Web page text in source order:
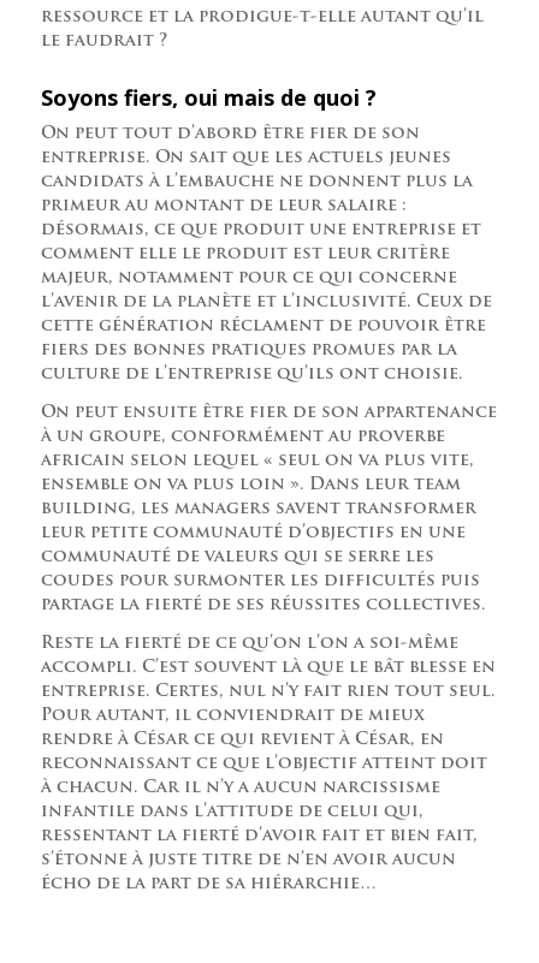
ressource et la prodigue-t-elle autant qu’il
le faudrait ?
Soyons fiers, oui mais de quoi ?
On peut tout d’abord être fier de son
entreprise. On sait que les actuels jeunes
candidats à l’embauche ne donnent plus la
primeur au montant de leur salaire :
désormais, ce que produit une entreprise et
comment elle le produit est leur critère
majeur, notamment pour ce qui concerne
l’avenir de la planète et l’inclusivité. Ceux de
cette génération réclament de pouvoir être
fiers des bonnes pratiques promues par la
culture de l’entreprise qu’ils ont choisie.
On peut ensuite être fier de son appartenance
à un groupe, conformément au proverbe
africain selon lequel « seul on va plus vite,
ensemble on va plus loin ». Dans leur team
building, les managers savent transformer
leur petite communauté d’objectifs en une
communauté de valeurs qui se serre les
coudes pour surmonter les difficultés puis
partage la fierté de ses réussites collectives.
Reste la fierté de ce qu’on l’on a soi-même
accompli. C’est souvent là que le bât blesse en
entreprise. Certes, nul n’y fait rien tout seul.
Pour autant, il conviendrait de mieux
rendre à César ce qui revient à César, en
reconnaissant ce que l’objectif atteint doit
à chacun. Car il n’y a aucun narcissisme
infantile dans l’attitude de celui qui,
ressentant la fierté d’avoir fait et bien fait,
s’étonne à juste titre de n’en avoir aucun
écho de la part de sa hiérarchie…